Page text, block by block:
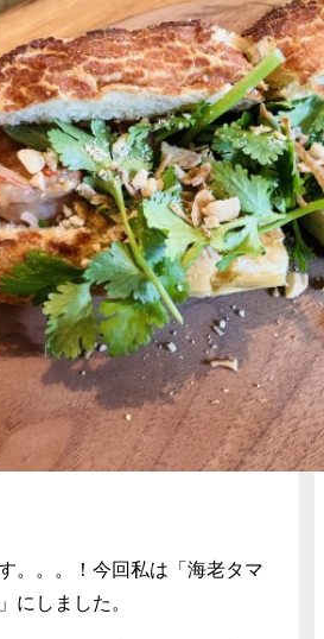
。。。！今回私は「海老タマ
にしました。